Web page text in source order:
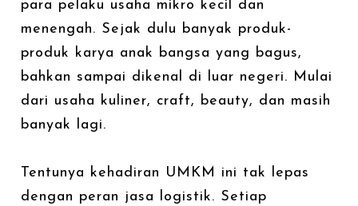
para pelaku usaha mikro kecil dan
menengah. Sejak dulu banyak produk-
produk karya anak bangsa yang bagus,
bahkan sampai dikenal di luar negeri. Mulai
dari usaha kuliner, craft, beauty, dan masih
banyak lagi.
Tentunya kehadiran UMKM ini tak lepas
dengan peran jasa logistik. Setiap